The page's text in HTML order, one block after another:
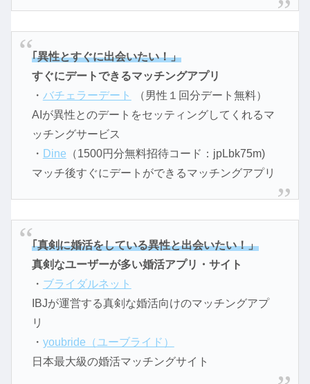
｢異性とすぐに出会いたい！」
すぐにデートできるマッチングアプリ
・ バチェラーデート
（男性１回分デート無料）
AIが異性とのデートをセッティングしてくれるマ
ッチングサービス
・ Dine （1500円分無料招待コード：jpLbk75m)
マッチ後すぐにデートができるマッチングアプリ
｢真剣に婚活をしている異性と出会いたい！」
真剣なユーザーが多い婚活アプリ・サイト
・ ブライダルネット
IBJが運営する真剣な婚活向けのマッチングアプ
リ
・ youbride（ユーブライド）
日本最大級の婚活マッチングサイト